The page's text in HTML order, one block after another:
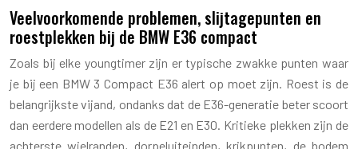
Veelvoorkomende problemen, slijtagepunten en
roestplekken bij de BMW E36 compact
Zoals bij elke youngtimer zijn er typische zwakke punten waar
je bij een BMW 3 Compact E36 alert op moet zijn. Roest is de
belangrijkste vijand, ondanks dat de E36-generatie beter scoort
dan eerdere modellen als de E21 en E30. Kritieke plekken zijn de
achterste wielranden, dorpeluiteinden, krikpunten, de bodem